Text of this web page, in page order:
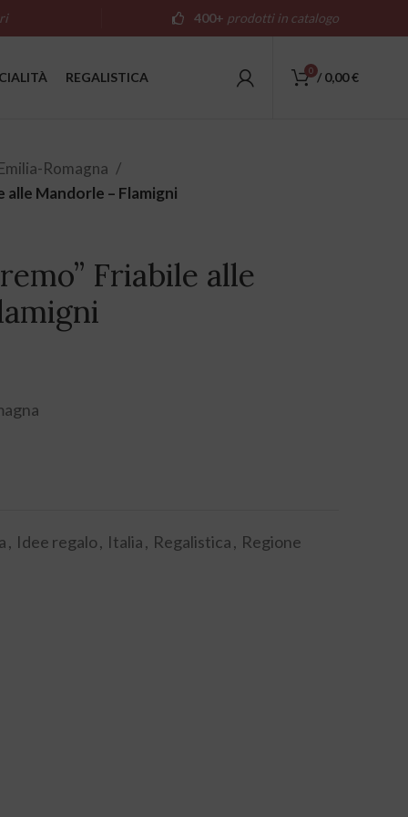
REGALISTICA 0 / 0,00€
Romagna
alle Mandorle – Flamigni
Friabile alle
, Idee regalo, Italia, Regalistica, Regione
400+ prodotti in catalogo